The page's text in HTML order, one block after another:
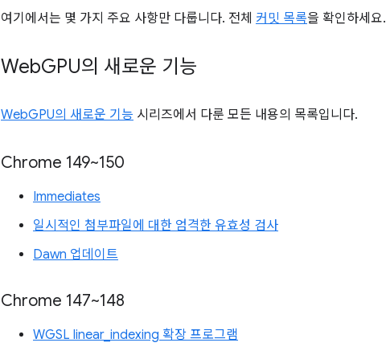
여기에서는 몇 가지 주요 사항만 다룹니다. 전체 커밋 목록을 확인하세요.
WebGPU의 새로운 기능
WebGPU의 새로운 기능 시리즈에서 다룬 모든 내용의 목록입니다.
Chrome 149~150
Immediates
일시적인 첨부파일에 대한 엄격한 유효성 검사
Dawn 업데이트
Chrome 147~148
WGSL linear_indexing 확장 프로그램